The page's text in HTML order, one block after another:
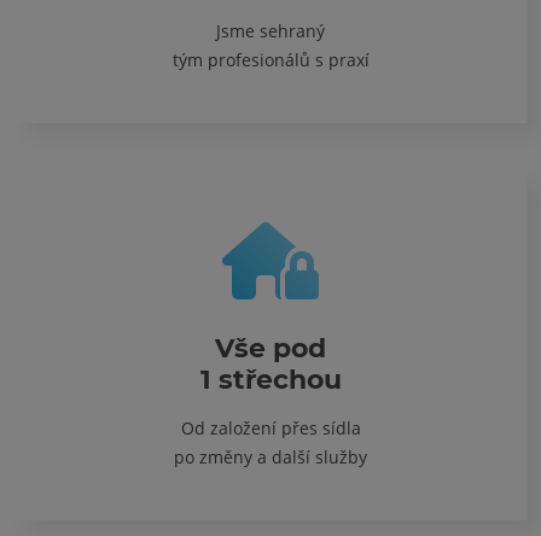
Jsme sehraný
tým profesionálů s praxí
Vše pod
1 střechou
Od založení přes sídla
po změny a další služby